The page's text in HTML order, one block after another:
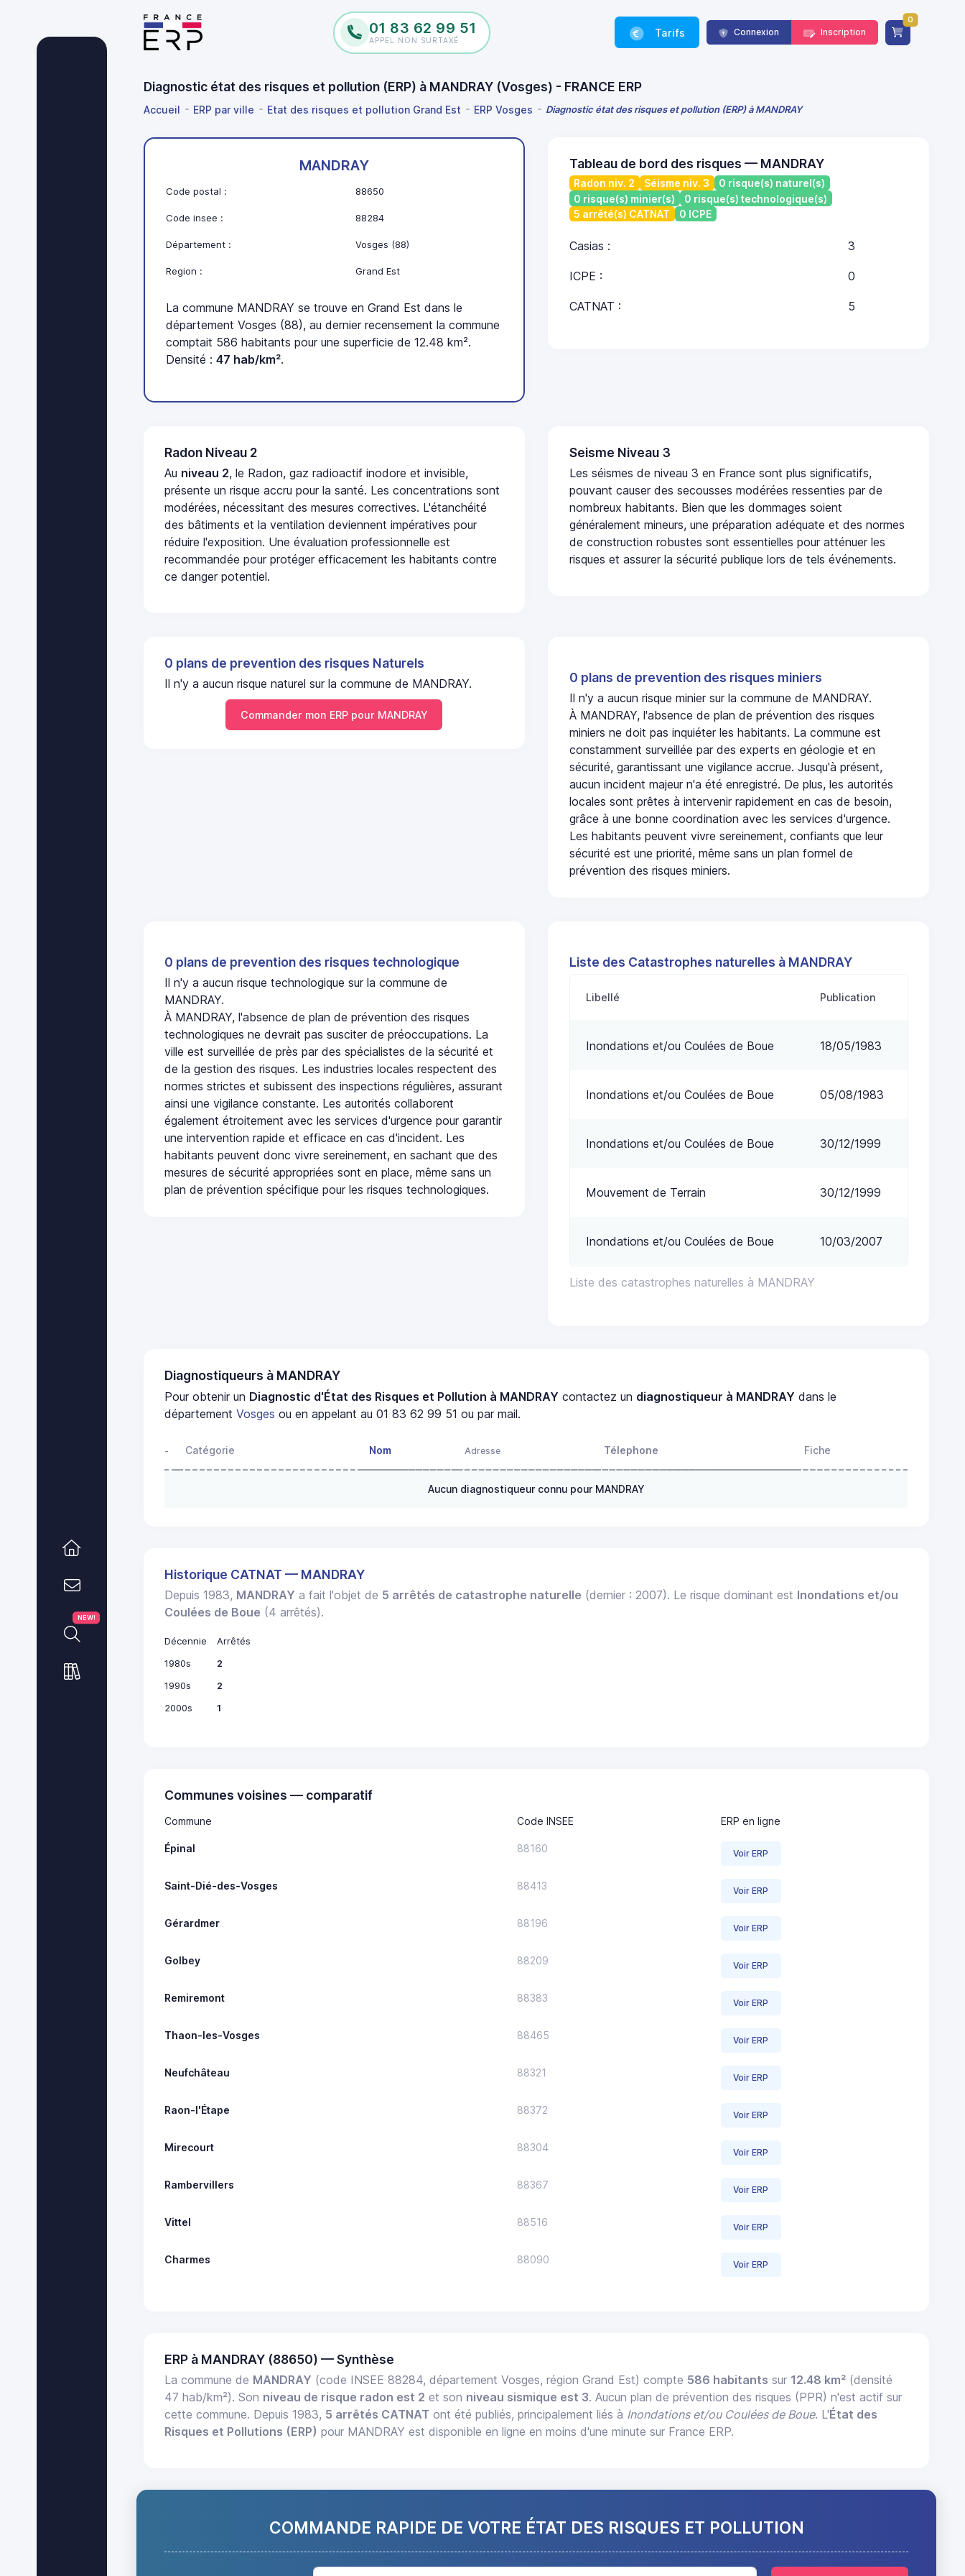
01 83 62 99 51
APPEL NON SURTAXÉ
Tarifs Connexion Inscription
0
Diagnostic état des risques et pollution (ERP) à MANDRAY (Vosges) - FRANCE ERP
Accueil ERP par ville Etat des risques et pollution Grand Est ERP Vosges Diagnostic état des risques et pollution (ERP) à MANDRAY
NEW!
MANDRAY
Code postal : 88650
Code insee : 88284
Département : Vosges (88)
Region : Grand Est
La commune MANDRAY se trouve en Grand Est dans le
département Vosges (88), au dernier recensement la commune
comptait 586 habitants pour une superficie de 12.48 km².
Densité :47 hab/km².
Tableau de bord des risques — MANDRAY
Radon niv. 2 Séisme niv. 3
0 risque(s) naturel(s)
0 risque(s) minier(s)
0 risque(s) technologique(s)
5 arrêté(s) CATNAT
0 ICPE
Casias : 3
ICPE : 0
CATNAT : 5
Radon Niveau 2
Au niveau 2, le Radon, gaz radioactif inodore et invisible,
présente un risque accru pour la santé. Les concentrations sont
modérées, nécessitant des mesures correctives. L'étanchéité
des bâtiments et la ventilation deviennent impératives pour
réduire l'exposition. Une évaluation professionnelle est
recommandée pour protéger efficacement les habitants contre
ce danger potentiel.
Seisme Niveau 3
Les séismes de niveau 3 en France sont plus significatifs,
pouvant causer des secousses modérées ressenties par de
nombreux habitants. Bien que les dommages soient
généralement mineurs, une préparation adéquate et des normes
de construction robustes sont essentielles pour atténuer les
risques et assurer la sécurité publique lors de tels événements.
0 plans de prevention des risques Naturels
Il n'y a aucun risque naturel sur la commune de MANDRAY.
Commander mon ERP pour MANDRAY
0 plans de prevention des risques miniers
Il n'y a aucun risque minier sur la commune de MANDRAY.
À MANDRAY, l'absence de plan de prévention des risques
miniers ne doit pas inquiéter les habitants. La commune est
constamment surveillée par des experts en géologie et en
sécurité, garantissant une vigilance accrue. Jusqu'à présent,
aucun incident majeur n'a été enregistré. De plus, les autorités
locales sont prêtes à intervenir rapidement en cas de besoin,
grâce à une bonne coordination avec les services d'urgence.
Les habitants peuvent vivre sereinement, confiants que leur
sécurité est une priorité, même sans un plan formel de
prévention des risques miniers.
0 plans de prevention des risques technologique
Il n'y a aucun risque technologique sur la commune de
MANDRAY.
À MANDRAY, l'absence de plan de prévention des risques
technologiques ne devrait pas susciter de préoccupations. La
ville est surveillée de près par des spécialistes de la sécurité et
de la gestion des risques. Les industries locales respectent des
normes strictes et subissent des inspections régulières, assurant
ainsi une vigilance constante. Les autorités collaborent
également étroitement avec les services d'urgence pour garantir
une intervention rapide et efficace en cas d'incident. Les
habitants peuvent donc vivre sereinement, en sachant que des
mesures de sécurité appropriées sont en place, même sans un
plan de prévention spécifique pour les risques technologiques.
Liste des Catastrophes naturelles à MANDRAY
Liste des catastrophes naturelles à MANDRAY
Libellé Publication
Inondations et/ou Coulées de Boue 18/05/1983
Inondations et/ou Coulées de Boue 05/08/1983
Inondations et/ou Coulées de Boue 30/12/1999
Mouvement de Terrain 30/12/1999
Inondations et/ou Coulées de Boue 10/03/2007
Diagnostiqueurs à MANDRAY
Pour obtenir un Diagnostic d'État des Risques et Pollution à MANDRAY contactez un diagnostiqueur à MANDRAY dans le
départementVosges ou en appelant au 01 83 62 99 51 ou par mail.
- Catégorie Nom Adresse Télephone Fiche
Aucun diagnostiqueur connu pour MANDRAY
Historique CATNAT — MANDRAY
Depuis 1983, MANDRAY a fait l'objet de 5 arrêtés de catastrophe naturelle (dernier : 2007). Le risque dominant est Inondations et/ou
Coulées de Boue (4 arrêtés).
Décennie
Arrêtés
1980s
2
1990s
2
2000s
1
Communes voisines — comparatif
Commune Code INSEE ERP en ligne
Épinal 88160 Voir ERP
Saint-Dié-des-Vosges 88413 Voir ERP
Gérardmer 88196 Voir ERP
Golbey 88209 Voir ERP
Remiremont 88383 Voir ERP
Thaon-les-Vosges 88465 Voir ERP
Neufchâteau 88321 Voir ERP
Raon-l'Étape 88372 Voir ERP
Mirecourt 88304 Voir ERP
Rambervillers 88367 Voir ERP
Vittel 88516 Voir ERP
Charmes 88090 Voir ERP
ERP à MANDRAY (88650) — Synthèse
La commune de MANDRAY (code INSEE 88284, département Vosges, région Grand Est) compte 586 habitants sur 12.48 km² (densité
47 hab/km²). Son niveau de risque radon est 2 et son niveau sismique est 3. Aucun plan de prévention des risques (PPR) n'est actif sur
cette commune. Depuis 1983, 5 arrêtés CATNAT ont été publiés, principalement liés à Inondations et/ou Coulées de Boue. L'État des
Risques et Pollutions (ERP) pour MANDRAY est disponible en ligne en moins d'une minute sur France ERP.
COMMANDE RAPIDE DE VOTRE ÉTAT DES RISQUES ET POLLUTION